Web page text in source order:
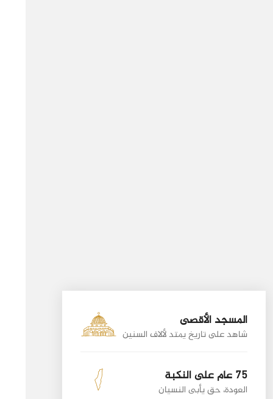
المسجد الأقصى
شاهد على تاريخ يمتد لألاف السنين
75 عام على النكبة
العودة، حق يأبى النسيان